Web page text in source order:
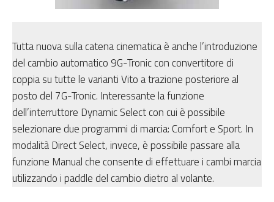
Tutta nuova sulla catena cinematica è anche l’introduzione
del cambio automatico 9G-Tronic con convertitore di
coppia su tutte le varianti Vito a trazione posteriore al
posto del 7G-Tronic. Interessante la funzione
dell’interruttore Dynamic Select con cui è possibile
selezionare due programmi di marcia: Comfort e Sport. In
modalità Direct Select, invece, è possibile passare alla
funzione Manual che consente di effettuare i cambi marcia
utilizzando i paddle del cambio dietro al volante.